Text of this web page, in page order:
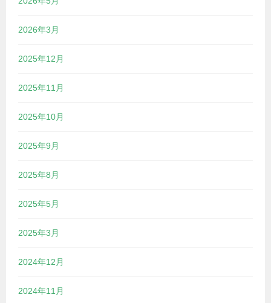
2026年3月
2025年12月
2025年11月
2025年10月
2025年9月
2025年8月
2025年5月
2025年3月
2024年12月
2024年11月